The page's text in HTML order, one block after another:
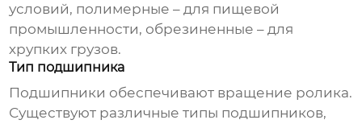
условий, полимерные – для пищевой
промышленности, обрезиненные – для
хрупких грузов.
Тип подшипника
Подшипники обеспечивают вращение ролика.
Существуют различные типы подшипников,